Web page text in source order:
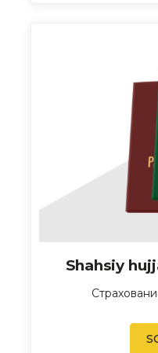
Shahsiy